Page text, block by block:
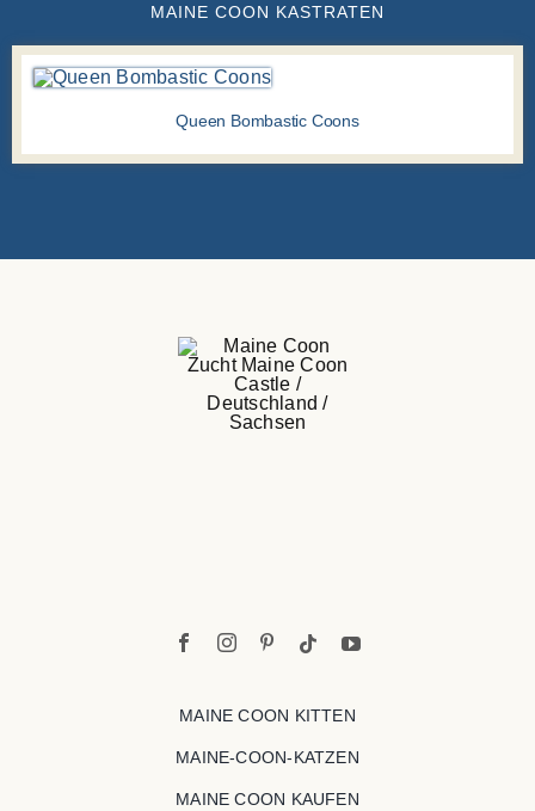
MAINE COON KASTRATEN
Queen Bombastic Coons
MAINE COON KITTEN
MAINE-COON-KATZEN
MAINE COON KAUFEN